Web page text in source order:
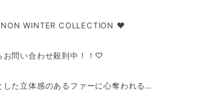
WINTER COLLECTION ♥
お問い合わせ殺到中！！♡
した立体感のあるファーに心奪われる…